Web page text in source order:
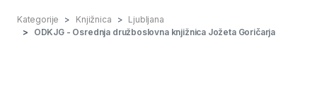
Kategorije Knjižnica
Ljubljana
ODKJG - Osrednja družboslovna knjižnica Jožeta Goričarja